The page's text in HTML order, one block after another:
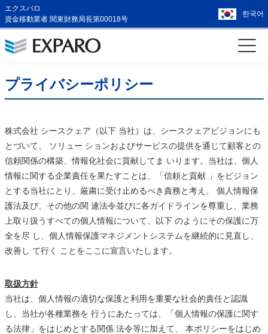
エクスパロ
資金移動業者 関東財務局長第00018号
한국어
プライバシーポリシー
株式会社 シースクェア（以下 当社）は、シースクェアビジョンにも
とづいて、 ソリュー ションおよびサービスの提供を通じて顧客との
信頼関係の構築、情報化社会に貢献してま いります。当社は、個人
情報に関する企業責任を果たすことは、「信頼と貢献 」をビジョン
とする当社にとり、厳粛に受け止めるべき責務と考え、 個人情報保
護法及び、その他の関 連法令並びに各ガイドラインを尊重し、業務
上取り扱うすべての個人情報について、以下 のようにその保護に万
全を尽 し、個人情報保護マネジメントシステムを継続的に見直し、
改善し て行く ことをここに宣言いたします。
取扱方針
当社は、個人情報の適切な保護と利用を重要な社会的責任と認識
し、当社が各種業務を 行うにあたっては、「個人情報の保護に関す
る法律」をはじめとする関係 法令等に加えて、 本ポリシーをはじめ